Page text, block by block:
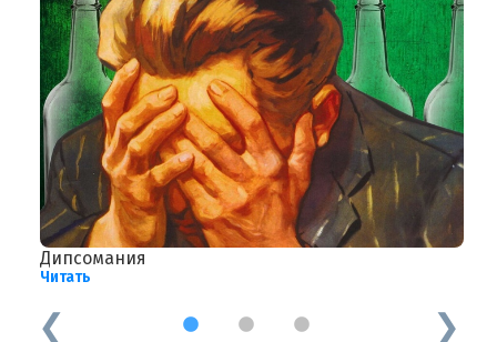
Дипсомания
Читать
1 2 3